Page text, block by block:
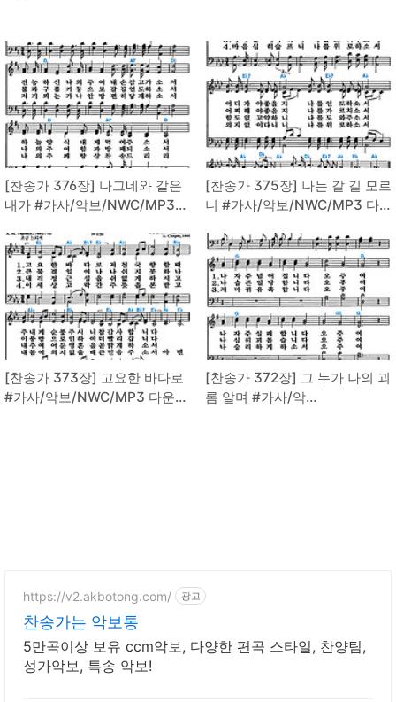
[찬송가 376장] 나그네와 같은
내가 #가사/악보/NWC/MP3
[찬송가 375장] 나는 갈 길 모르
니 #가사/악보/NWC/MP3 다
[찬송가 373장] 고요한 바다로
#가사/악보/NWC/MP3 다운로
[찬송가 372장] 그 누가 나의 괴
롬 알며 #가사/악
https://v2.akbotong.com/ 광고
찬송가는 악보통
5만곡이상 보유 ccm악보, 다양한 편곡 스타일, 찬양팀,
성가악보, 특송 악보!